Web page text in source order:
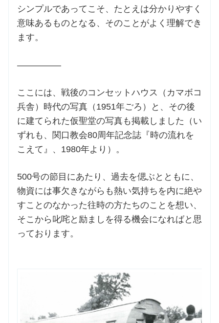
シンプルであってこそ、たとえは分かりやすく
意味あるものとなる、そのことがよく理解でき
ます。
―――――
ここには、戦後のコンセットハウス（カマボコ
兵舎）時代の写真（1951年ごろ）と、その後
に建てられた仮聖堂の写真も掲載しました（い
ずれも、関口教会80周年記念誌『時の流れを
こえて』、1980年より）。
500号の節目にあたり、過去を偲ぶとともに、
物資には事欠きながらも熱い気持ちを内に絶や
すことのなかった往時の方たちのことを想い、
そこから叱咤と励ましを得る機会になればと思
っております。